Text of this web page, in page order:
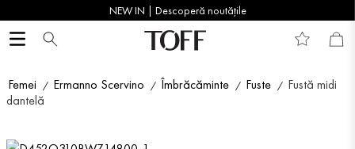
NEW IN | Descoperă noutățile
Femei Ermanno Scervino Îmbrăcăminte Fuste
Fustă midi
dantelă